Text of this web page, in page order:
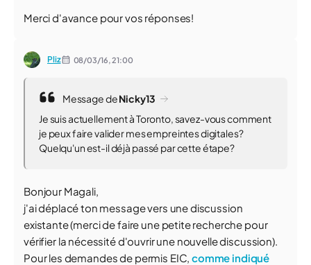
Merci d'avance pour vos réponses!
Pliz 08/03/16,21:00
Message deNicky13
Je suis actuellement à Toronto, savez-vous comment
je peux faire valider mes empreintes digitales?
Quelqu'un est-il déjà passé par cette étape?
Bonjour Magali,
j'ai déplacé ton message vers une discussion
existante (merci de faire une petite recherche pour
vérifier la nécessité d'ouvrir une nouvelle discussion).
Pour les demandes de permis EIC,comme indiqué